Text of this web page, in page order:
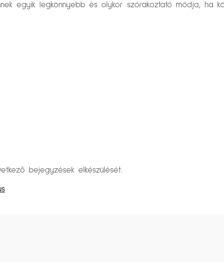
egyik legkönnyebb és olykor szórakoztató módja, ha
bejegyzések elkészülését: